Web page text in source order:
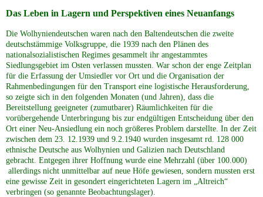
Das Leben in Lagern und Perspektiven eines Neuanfangs
Die Wolhyniendeutschen waren nach den Baltendeutschen die zweite
deutschstämmige Volksgruppe, die 1939 nach den Plänen des
nationalsozialistischen Regimes gesammelt ihr angestammtes
Siedlungsgebiet im Osten verlassen mussten. War schon der enge Zeitplan
für die Erfassung der Umsiedler vor Ort und die Organisation der
Rahmenbedingungen für den Transport eine logistische Herausforderung,
so zeigte sich in den folgenden Monaten (und Jahren), dass die
Bereitstellung geeigneter (zumutbarer) Räumlichkeiten für die
vorübergehende Unterbringung bis zur endgültigen Entscheidung über den
Ort einer Neu-Ansiedlung ein noch größeres Problem darstellte. In der Zeit
zwischen dem 23. 12.1939 und 9.2.1940 wurden insgesamt rd. 128 000
ethnische Deutsche aus Wolhynien und Galizien nach Deutschland
gebracht. Entgegen ihrer Hoffnung wurde eine Mehrzahl (über 100.000)
allerdings nicht unmittelbar auf neue Höfe gewiesen, sondern mussten erst
eine gewisse Zeit in gesondert eingerichteten Lagern im „Altreich“
verbringen (so genannte Beobachtungslager).